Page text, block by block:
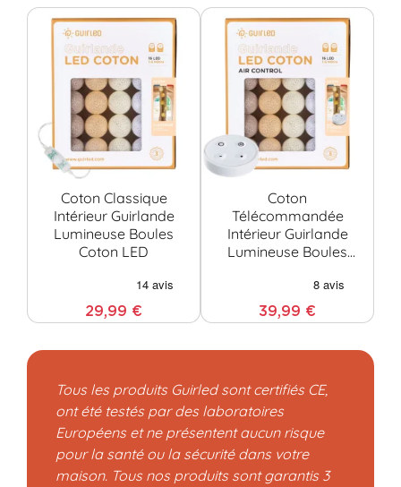
Coton Classique
Intérieur Guirlande
Lumineuse Boules
Coton LED
29,99 €
Coton
Télécommandée
Intérieur Guirlande
Lumineuse Boules
39,99 €
Tous les produits Guirled sont certifiés CE,
ont été testés par des laboratoires
Européens et ne présentent aucun risque
pour la santé ou la sécurité dans votre
maison. Tous nos produits sont garantis 3